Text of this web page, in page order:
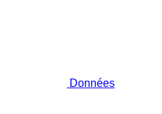
Données